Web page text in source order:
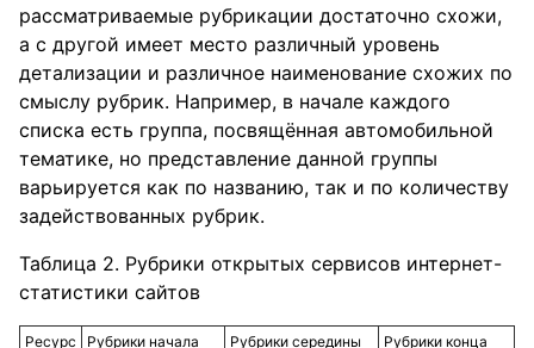
рассматриваемые рубрикации достаточно схожи,
а с другой имеет место различный уровень
детализации и различное наименование схожих по
смыслу рубрик. Например, в начале каждого
списка есть группа, посвящённая автомобильной
тематике, но представление данной группы
варьируется как по названию, так и по количеству
задействованных рубрик.
Таблица 2. Рубрики открытых сервисов интернет-
статистики сайтов
Ресурс
Рубрики начала
Рубрики середины
Рубрики конца